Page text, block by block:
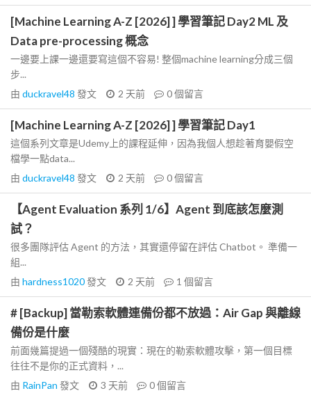
[Machine Learning A-Z [2026] ] 學習筆記 Day2 ML 及
Data pre-processing 概念
一邊要上課一邊還要寫這個不容易! 整個machine learning分成三個
步...
由 duckravel48 發文 2 天前 0個留言
[Machine Learning A-Z [2026] ] 學習筆記 Day1
這個系列文章是Udemy上的課程延伸，因為我個人想趁著育嬰假空
檔學一點data...
由 duckravel48 發文 2 天前 0個留言
【Agent Evaluation 系列 1/6】Agent 到底該怎麼測
試？
很多團隊評估 Agent 的方法，其實還停留在評估 Chatbot。 準備一
組...
由 hardness1020發文 2 天前 1 個留言
# [Backup] 當勒索軟體連備份都不放過：Air Gap 與離線
備份是什麼
前面幾篇提過一個殘酷的現實：現在的勒索軟體攻擊，第一個目標
往往不是你的正式資料，...
由 RainPan 發文 3 天前 0個留言